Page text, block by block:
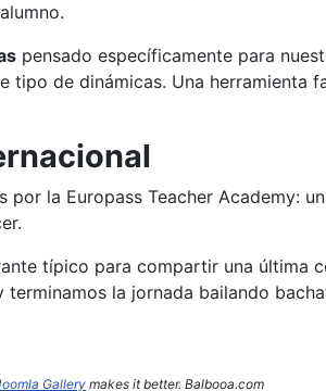
pensado específicamente para
tipo de dinámicas. Una
la Europass Teacher Academy: un
típico para compartir una última
terminamos la jornada bailando
Gallery makes it better. Balbooa.com